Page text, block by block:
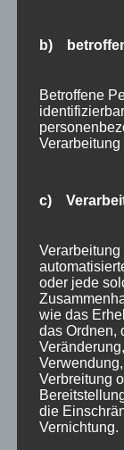
Haus
Oberstdorf
Urlaub
Wintersport
Bei uns…
b)
Betroffene
c)
oder jede
wie das
das Ordnen,
Verbreitung
die
Vernichtung.